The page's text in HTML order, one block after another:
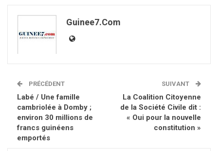
Guinee7.com
PRÉCÉDENT
Labé / Une famille
cambriolée à Domby ;
environ 30 millions de
francs guinéens
emportés
SUIVANT
La Coalition Citoyenne
de la Société Civile dit :
« Oui pour la nouvelle
constitution »